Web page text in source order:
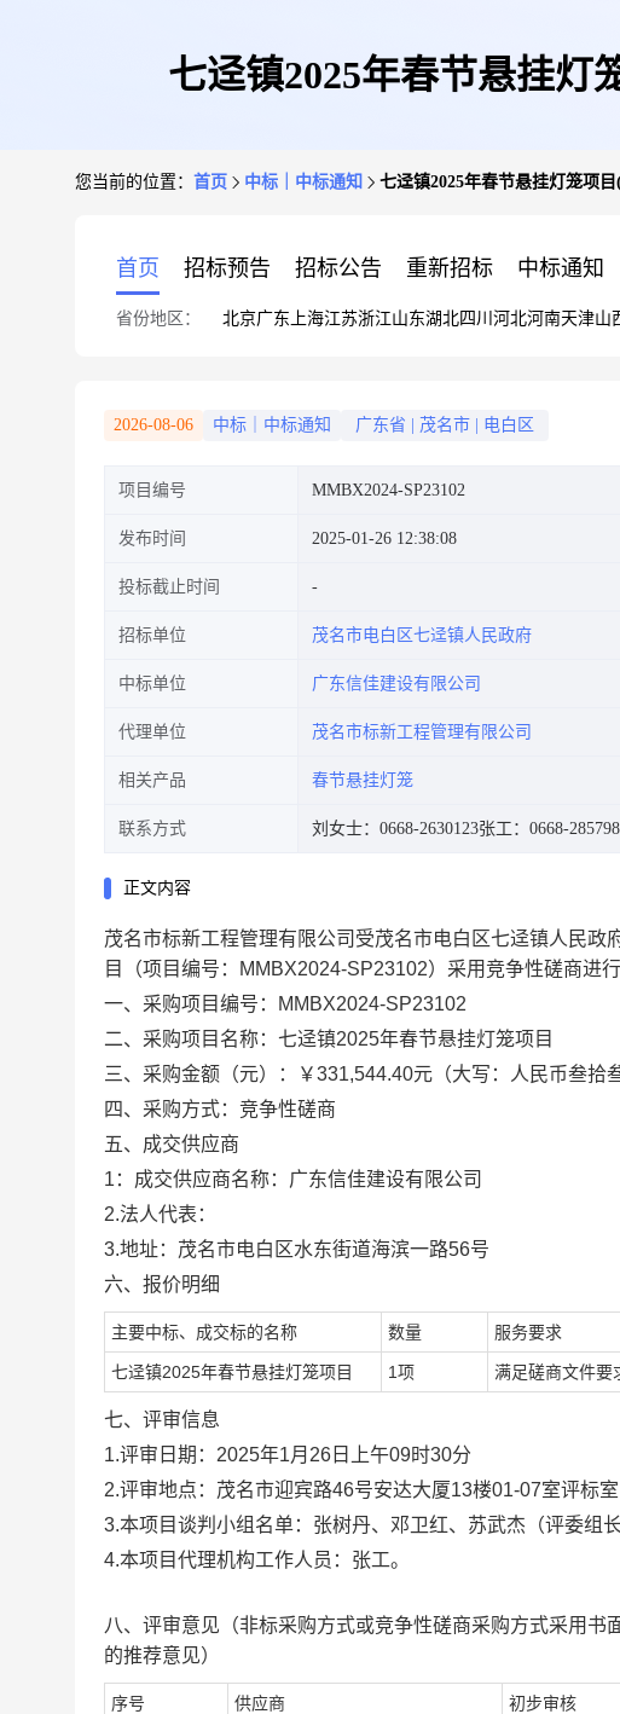
七迳镇2025年春节悬挂灯
您当前的位置： 首页 中标｜中标通知 七迳镇2025年春节悬挂灯笼项
首页 招标预告 招标公告 重新招标 中标通知
省份地区： 北京广东 上海江苏浙江山东湖北四川 河北河南天津山
2026-08-06 中标｜中标通知 广东省 茂名市 电白区
项目编号 MMBX2024-SP23102
发布时间 2025-01-26 12:38:08
投标截止时间
招标单位 茂名市电白区七迳镇人民政府
中标单位 广东信佳建设有限公司
代理单位 茂名市标新工程管理有限公司
相关产品 春节悬挂灯笼
联系方式 刘女士：0668-2630123张工：0668-
正文内容
茂名市标新工程管理有限公司 受茂名市电白区七迳镇人民政
目
（项目编号： MMBX2024-SP23102） 采用竞争性磋商进
一、采购项目编号：
MMBX2024-SP23102
二、采购项目名称： 七迳镇2025年春节悬挂灯笼项目
三、 采购金额 （元）： ￥331,544.40元 （大写：人民币叁拾
四、采购方式：竞争性磋商
五、 成交供应商
1： 成交供应商名称：广东信佳建设有限公司
2.法人代表 ：
3.地址：茂名市电白区水东街道海滨一路56号
六、报价明细
主要中标、成交标的名称 数量 服务要求
七迳镇2025年春节悬挂灯笼项目 1项 满足磋商文件要
七、 评审信息
1.评审日期： 2025年1月26日上午09时30分
2.评审地点： 茂名市迎宾路46号安达大厦13楼01-07室评标室
3.本项目谈判小组名单：张树丹、邓卫红、 苏武杰 （评委组长
4.本项目代理机构工作人员： 张工。
八、评审意见（非标采购方式或竞争性磋商采购方式采用书
的推荐意见）
序号 供应商 初步审核